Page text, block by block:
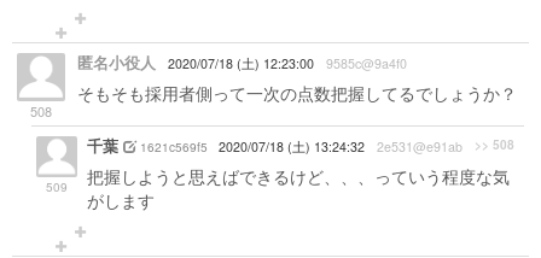
508
匿名小役人 2020/07/18 (土) 12:23:00 9585c@9a4f0
そもそも採用者側って一次の点数把握してるでしょうか？
509
千葉 1621c569f5 2020/07/18 (土) 13:24:32 2e531@e91ab >> 508
把握しようと思えばできるけど、、、っていう程度な気
がします